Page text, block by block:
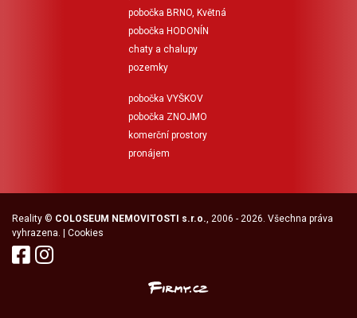
pobočka BRNO, Květná
pobočka HODONÍN
chaty a chalupy
pozemky
pobočka VYŠKOV
pobočka ZNOJMO
komerční prostory
pronájem
Reality © COLOSEUM NEMOVITOSTI s.r.o., 2006 - 2026. Všechna práva
vyhrazena. | Cookies